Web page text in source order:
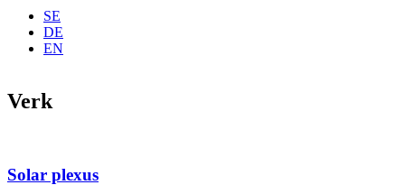
SE
DE
EN
Verk
Solar plexus